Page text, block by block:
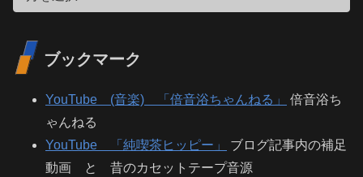
ブックマーク
YouTube (音楽) 「倍音浴ちゃんねる」
倍音浴ち
ゃんねる
YouTube 「純喫茶ヒッピー」
ブログ記事内の補足
動画 と 昔のカセットテープ音源